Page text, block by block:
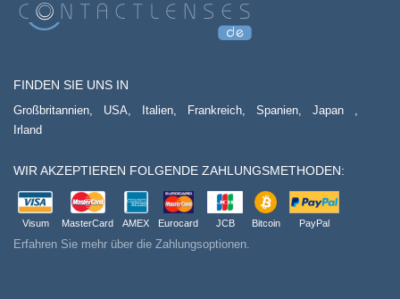
FINDEN SIE UNS IN
Großbritannien, USA, Italien, Frankreich, Spanien, Japan
,
Irland
WIR AKZEPTIEREN FOLGENDE ZAHLUNGSMETHODEN:
Visum MasterCard AMEX Eurocard JCB Bitcoin PayPal
Erfahren Sie mehr über die Zahlungsoptionen.